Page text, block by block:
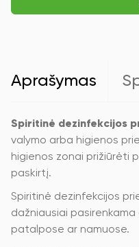
paviršiams,
Aprašymas
Spiritinė dezinfekcijos
valymo arba higienos
higienos zonai prižiūrėti
paskirtį.
Spiritinė dezinfekcijos
dažniausiai
patalpose ar namuose.